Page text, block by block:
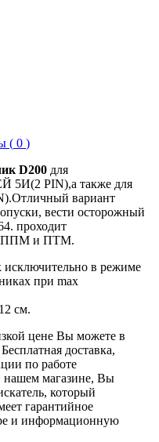
( 0 )
D200 для
5И(2 PIN),а также для
вариант
вести осторожный
проходит
ППМ и ПТМ.
в режиме
при max
см.
цене Вы можете в
доставка,
по работе
нашем магазине, Вы
который
гарантийное
и информационную